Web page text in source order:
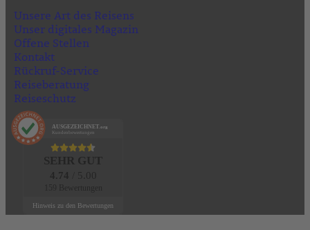
Unsere Art des Reisens
Unser digitales Magazin
Offene Stellen
Kontakt
Rückruf-Service
Reiseberatung
Reiseschutz
AUSGEZEICHNET .org
Kundenbewertungen
Hinweis zu den Bewertungen